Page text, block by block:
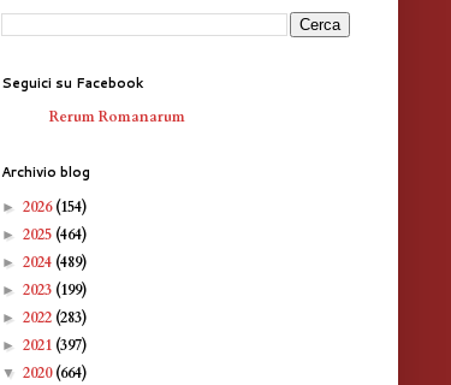
Seguici su Facebook
Rerum Romanarum
Archivio blog
► 2026(154)
► 2025 (464)
► 2024 (489)
► 2023 (199)
► 2022 (283)
► 2021 (397)
▼ 2020(664)